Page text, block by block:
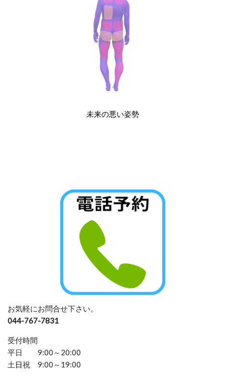
未来の悪い姿勢
お気軽にお問合せ下さい。
044-767-7831
受付時間
平日 9:00～20:00
土 日祝 9:00～19:00